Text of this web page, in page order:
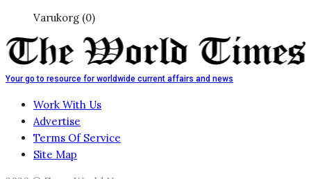
Varukorg (0)
Your go to resource for worldwide current affairs and news
Work With Us
Advertise
Terms Of Service
Site Map